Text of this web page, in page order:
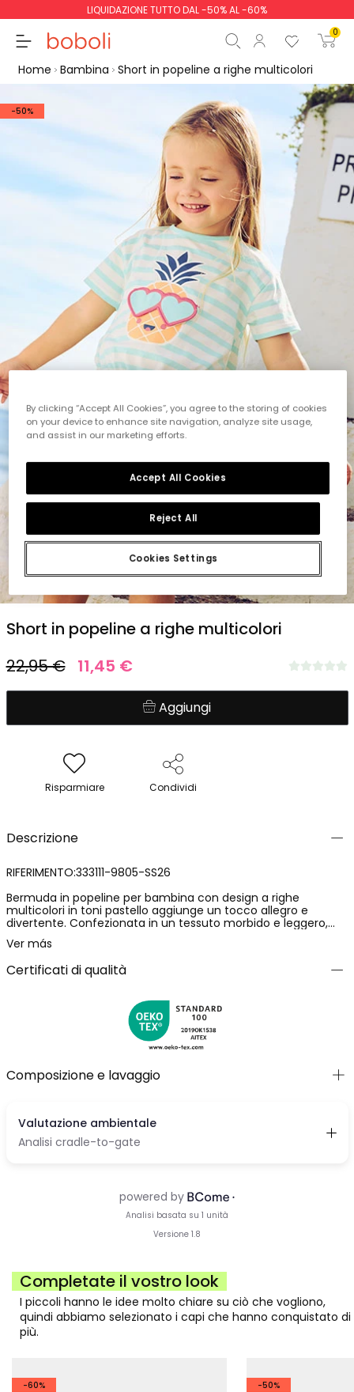
LIQUIDAZIONE TUTTO DAL -50% AL -60%
0
0,00 €
Totale 0,00 €
Inizio ordine
Home Bambina Short in popeline a righe multicolori
-50%
Short in popeline a righe multicolori
22,95 € 11,45 €
Aggiungi
Risparmiare Condividi
Descrizione
RIFERIMENTO:333111-9805-SS26
Bermuda in popeline per bambina con design a righe
multicolori in toni pastello aggiunge un tocco allegro e
divertente. Confezionata in un tessuto morbido e leggero,
ideale per climi caldi, garantisce comodità e freschezza.
Include una cintura elastica con cordino regolabile per una
migliore vestibilità. Pratiche tasche laterali completano la sua
funzionalità. Destinata a fasce d'età dai 12 mesi ai 10 anni, è
magliette e bluse semplici. Le righe e i colori la rendono un
Ver más
Certificati di qualità
Composizione e lavaggio
Completate il vostro look
I piccoli hanno le idee molto chiare su ciò che vogliono,
quindi abbiamo selezionato i capi che hanno conquistato di
più.
-60% -50%
By clicking “Accept All Cookies”, you agree to the storing of cookies
on your device to enhance site navigation, analyze site usage,
and assist in our marketing efforts.
Cookies Settings
Reject All
Accept All Cookies